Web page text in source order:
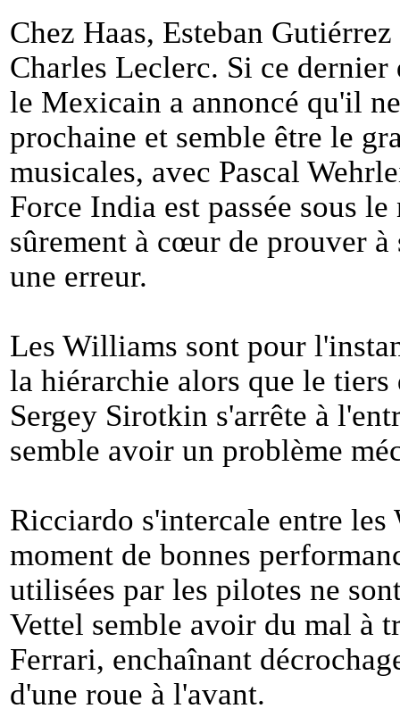
Chez Haas, Esteban
Charles Leclerc. Si ce
le Mexicain a annoncé qu'il
prochaine et semble être le
musicales, avec Pascal
Force India est passée sous
sûrement à cœur de prouver
une erreur.
Les Williams sont pour
la hiérarchie alors que le tiers
Sergey Sirotkin s'arrête à
semble avoir un problème
Ricciardo s'intercale entre
moment de bonnes
utilisées par les pilotes ne
Vettel semble avoir du mal à
Ferrari, enchaînant
d'une roue à l'avant.